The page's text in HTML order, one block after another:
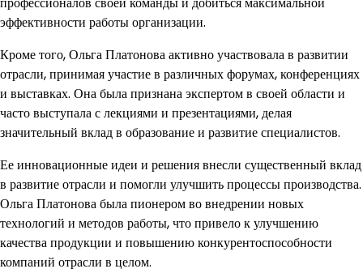
эффективности работы организации.
Кроме того, Ольга Платонова активно участвовала в развитии
отрасли, принимая участие в различных форумах, конференциях
и выставках. Она была признана экспертом в своей области и
часто выступала с лекциями и презентациями, делая
значительный вклад в образование и развитие специалистов.
Ее инновационные идеи и решения внесли существенный вклад
в развитие отрасли и помогли улучшить процессы производства.
Ольга Платонова была пионером во внедрении новых
технологий и методов работы, что привело к улучшению
качества продукции и повышению конкурентоспособности
компаний отрасли в целом.